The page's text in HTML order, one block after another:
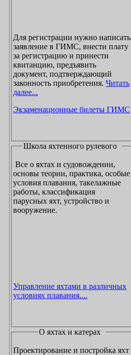
Для регистрации нужно написать
заявление в ГИМС, внести плату
за регистрацию и принести
квитанцию, предъявить
документ, подтверждающий
законность приобретения. Читать
далее...
Экзаменационные билеты ГИМС
Школа яхтенного рулевого
Все о яхтах и судовождении,
основы теории, практика, особые
условия плавания, такелажные
работы, классификация
парусных яхт, устройство и
вооружение.
Управление яхтами в различных
условиях плавания....
О яхтах и катерах
Проектирование и постройка яхт